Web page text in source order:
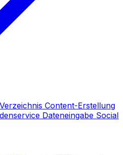
Content-Erstellung
Dateneingabe Social